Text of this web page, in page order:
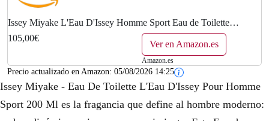
Issey Miyake L'Eau D'Issey Homme Sport Eau de Toilette
Vaporizador 200 ml
105,00€
Ver en Amazon.es
Amazon.es
Precio actualizado en Amazon: 05/08/2026 14:25
Issey Miyake - Eau De Toilette L'Eau D'Issey Pour Homme
Sport 200 Ml es la fragancia que define al hombre moderno: